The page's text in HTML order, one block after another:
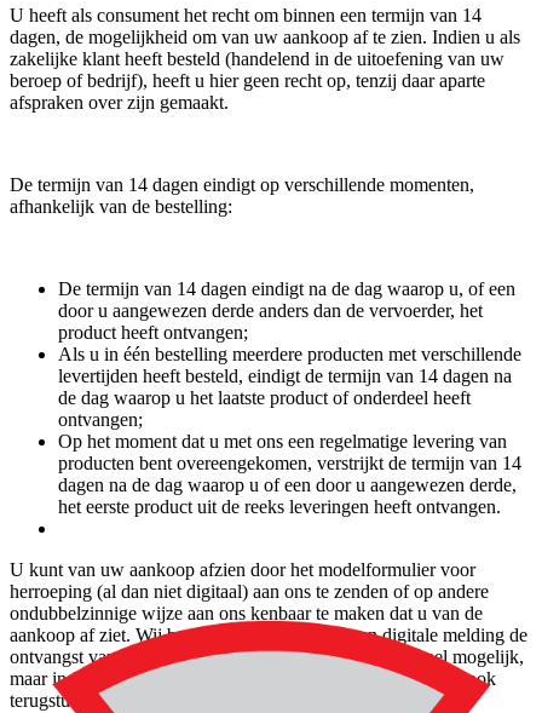
U heeft als consument het recht om binnen een termijn van 14
dagen, de mogelijkheid om van uw aankoop af te zien. Indien u als
zakelijke klant heeft besteld (handelend in de uitoefening van uw
beroep of bedrijf), heeft u hier geen recht op, tenzij daar aparte
afspraken over zijn gemaakt.
De termijn van 14 dagen eindigt op verschillende momenten,
afhankelijk van de bestelling:
De termijn van 14 dagen eindigt na de dag waarop u, of een
door u aangewezen derde anders dan de vervoerder, het
product heeft ontvangen;
Als u in één bestelling meerdere producten met verschillende
levertijden heeft besteld, eindigt de termijn van 14 dagen na
de dag waarop u het laatste product of onderdeel heeft
ontvangen;
Op het moment dat u met ons een regelmatige levering van
producten bent overeengekomen, verstrijkt de termijn van 14
dagen na de dag waarop u of een door u aangewezen derde,
het eerste product uit de reeks leveringen heeft ontvangen.
U kunt van uw aankoop afzien door het modelformulier voor
herroeping (al dan niet digitaal) aan ons te zenden of op andere
ondubbelzinnige wijze aan ons kenbaar te maken dat u van de
aankoop af ziet. Wij bevestigen in geval van een digitale melding de
ontvangst van die melding. Na de melding moet u zo snel mogelijk,
maar in ieder geval binnen opnieuw 14 dagen de producten ook
terugsturen.